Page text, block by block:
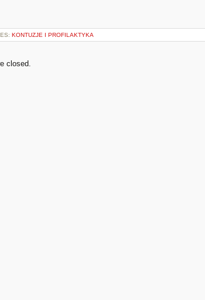
KONTUZJE I PROFILAKTYKA
closed.